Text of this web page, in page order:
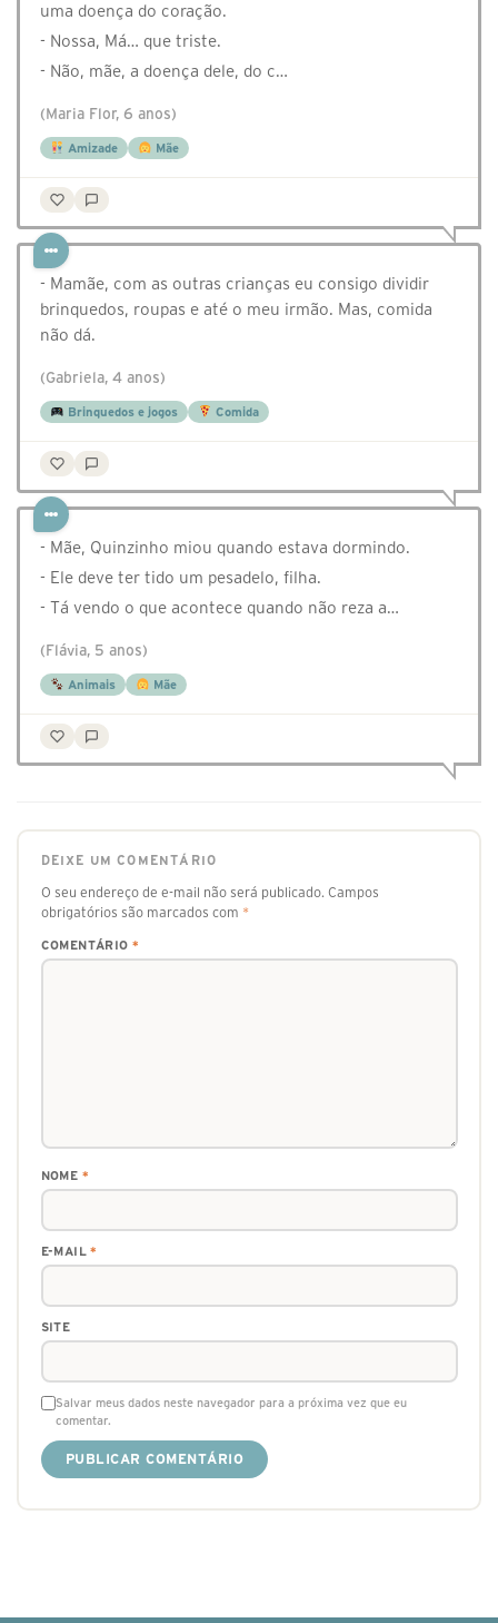
uma doença do coração.
- Nossa, Má… que triste.
- Não, mãe, a doença dele, do c…
(Maria Flor, 6 anos)
Amizade Mãe
- Mamãe, com as outras crianças eu consigo dividir
brinquedos, roupas e até o meu irmão. Mas, comida
não dá.
(Gabriela, 4 anos)
Brinquedos e jogos Comida
- Mãe, Quinzinho miou quando estava dormindo.
- Ele deve ter tido um pesadelo, filha.
- Tá vendo o que acontece quando não reza a…
(Flávia, 5 anos)
Animais Mãe
DEIXE UM COMENTÁRIO
O seu endereço de e-mail não será publicado. Campos
obrigatórios são marcados com *
COMENTÁRIO *
NOME *
E-MAIL*
SITE
Salvar meus dados neste navegador para a próxima vez que eu
comentar.